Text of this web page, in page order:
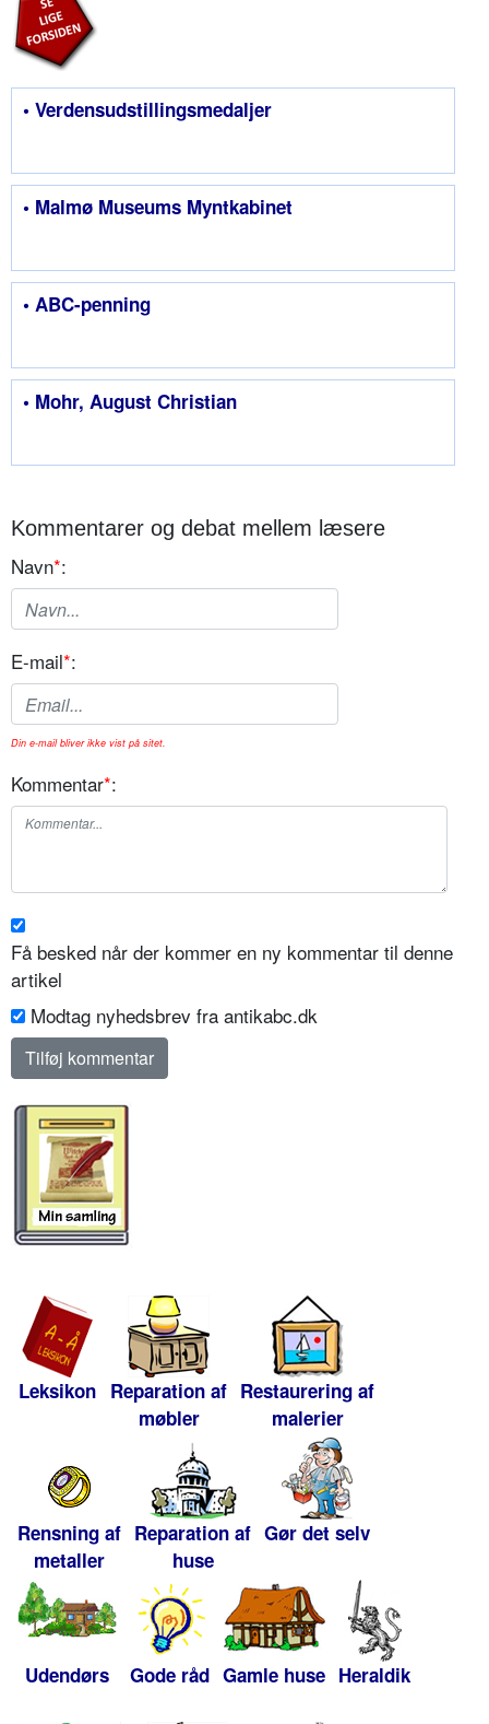
• Verdensudstillingsmedaljer
• Malmø Museums Myntkabinet
• ABC-penning
• Mohr, August Christian
Kommentarer og debat mellem læsere
Navn*:
E-mail*:
Din e-mail bliver ikke vist på sitet.
Kommentar*:
Få besked når der kommer en ny kommentar til denne
artikel
Modtag nyhedsbrev fra antikabc.dk
Leksikon Reparation af
møbler
Restaurering af
malerier
Rensning af
metaller
Reparation af
huse
Gør det selv
Udendørs Gode råd Gamle huse Heraldik